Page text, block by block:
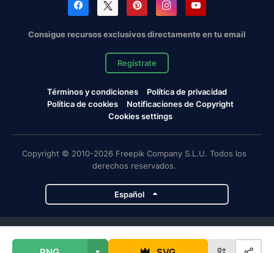
Consigue recursos exclusivos directamente en tu email
Regístrate
Términos y condiciones
Política de privacidad
Política de cookies
Notificaciones de Copyright
Cookies settings
Copyright © 2010-2026 Freepik Company S.L.U. Todos los
derechos reservados.
Español